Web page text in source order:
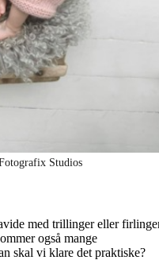
Studios
med trillinger eller
også mange
skal vi klare det praktiske?